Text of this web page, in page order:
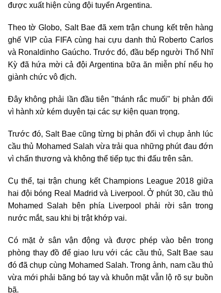
được xuất hiện cùng đội tuyển Argentina.
Theo tờ Globo, Salt Bae đã xem trận chung kết trên hàng
ghế VIP của FIFA cùng hai cựu danh thủ Roberto Carlos
và Ronaldinho Gaúcho. Trước đó, đầu bếp người Thổ Nhĩ
Kỳ đã hứa mời cả đội Argentina bữa ăn miễn phí nếu họ
giành chức vô địch.
Đây không phải lần đầu tiên "thánh rắc muối" bị phản đối
vì hành xử kém duyên tại các sự kiện quan trọng.
Trước đó, Salt Bae cũng từng bị phản đối vì chụp ảnh lúc
cầu thủ Mohamed Salah vừa trải qua những phút đau đớn
vì chấn thương và không thể tiếp tục thi đấu trên sân.
Cụ thể, tại trận chung kết Champions League 2018 giữa
hai đội bóng Real Madrid và Liverpool. Ở phút 30, cầu thủ
Mohamed Salah bên phía Liverpool phải rời sân trong
nước mắt, sau khi bị trật khớp vai.
Có mặt ở sân vận động và được phép vào bên trong
phòng thay đồ để giao lưu với các cầu thủ, Salt Bae sau
đó đã chụp cùng Mohamed Salah. Trong ảnh, nam cầu thủ
vừa mới phải băng bó tay và khuôn mặt vẫn lộ rõ sự buồn
bã.